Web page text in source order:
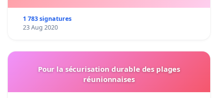
1 783 signatures
23 Aug 2020
Pour la sécurisation durable des plages
réunionnaises